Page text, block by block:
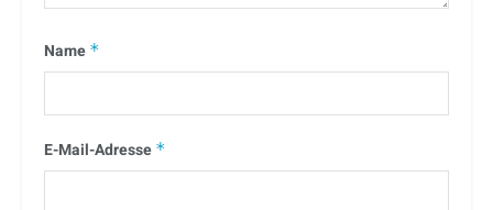
Name *
E-Mail-Adresse *